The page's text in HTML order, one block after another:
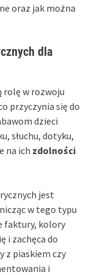
oraz jak można
dla
rolę w rozwoju
przyczynia się do
dzieci
słuchu, dotyku,
na ich zdolności
jest
w tego typu
faktury, kolory
i zachęca do
z piaskiem czy
i